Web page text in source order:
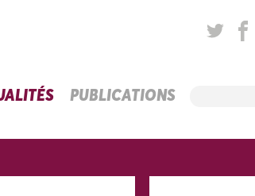
PUBLICATIONS